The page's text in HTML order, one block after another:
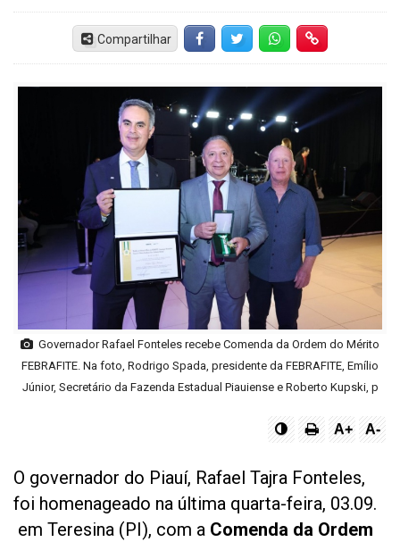
Compartilhar FacebookTwitter Whatsapp
Governador Rafael Fonteles recebe Comenda da Ordem do Mérito
FEBRAFITE. Na foto, Rodrigo Spada, presidente da FEBRAFITE, Emílio
Júnior, Secretário da Fazenda Estadual Piauiense e Roberto Kupski, p
A+ A-
O governador do Piauí, Rafael Tajra Fonteles,
foi homenageado na última quarta-feira, 03.09.
em Teresina (PI), com a Comenda da Ordem